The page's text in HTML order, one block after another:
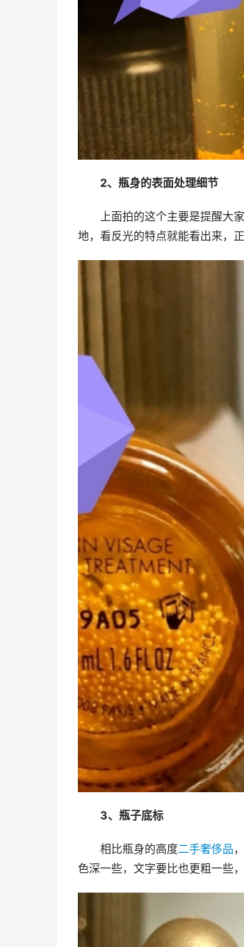
2、瓶身的表面处理细节
上面拍的这个主要是提醒大
地，看反光的特点就能看出来，
3、瓶子底标
相比瓶身的高度二手奢侈品
色深一些，文字要比也更粗一些